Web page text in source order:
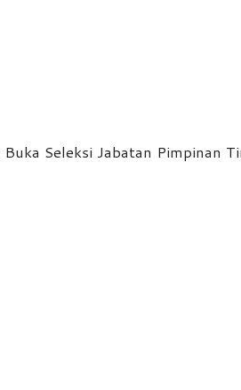
Seleksi Jabatan Pimpinan